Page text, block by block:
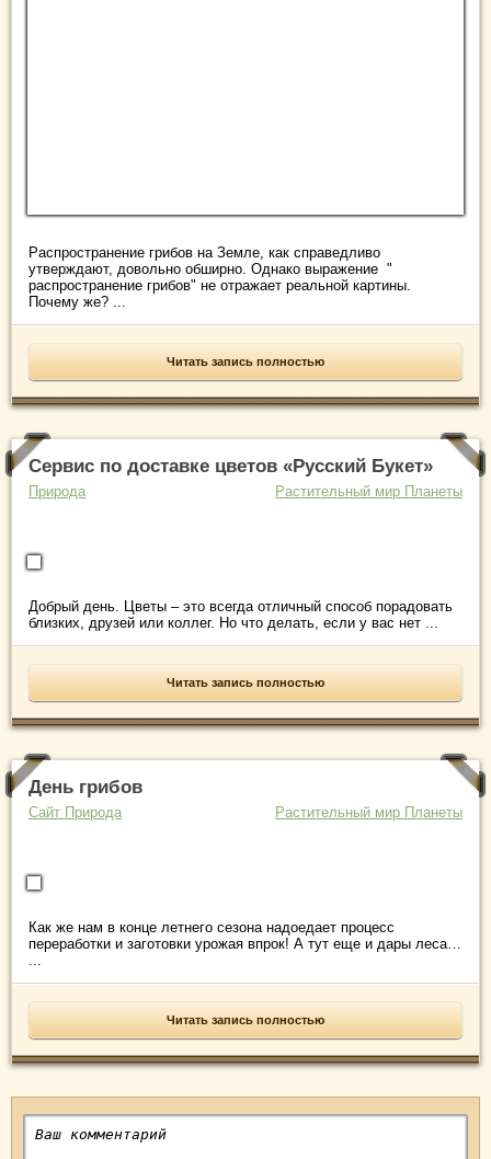
Распространение грибов на Земле, как справедливо
утверждают, довольно обширно. Однако выражение "
распространение грибов" не отражает реальной картины.
Почему же? ...
Читать запись полностью
Сервис по доставке цветов «Русский Букет»
Природа Растительный мир Планеты
Добрый день. Цветы – это всегда отличный способ порадовать
близких, друзей или коллег. Но что делать, если у вас нет ...
Читать запись полностью
День грибов
Сайт Природа Растительный мир Планеты
Как же нам в конце летнего сезона надоедает процесс
переработки и заготовки урожая впрок! А тут еще и дары леса…
Читать запись полностью